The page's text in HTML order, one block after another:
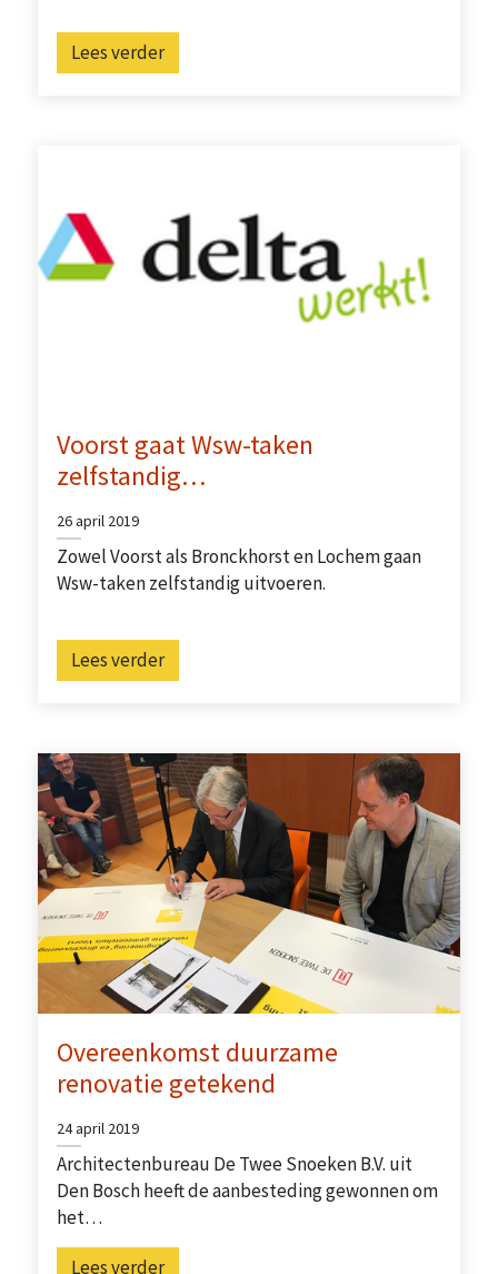
Lees verder
Voorst gaat Wsw-taken
zelfstandig…
26 april 2019
Zowel Voorst als Bronckhorst en Lochem gaan
Wsw-taken zelfstandig uitvoeren.
Lees verder
Overeenkomst duurzame
renovatie getekend
24 april 2019
Architectenbureau De Twee Snoeken B.V. uit
Den Bosch heeft de aanbesteding gewonnen om
het…
Lees verder